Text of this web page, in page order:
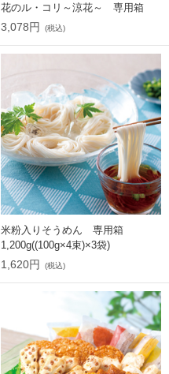
花のル・コリ～涼花～ 専用箱
3,078円 (税込)
米粉入りそうめん 専用箱
1,200g((100g×4束)×3袋)
1,620円 (税込)